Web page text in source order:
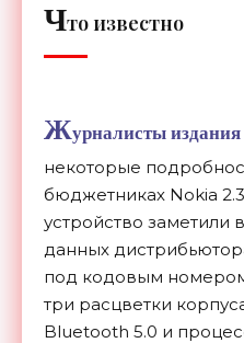
Что известно
Журналисты
некоторые
бюджетниках Nokia
устройство заметили
данных
под кодовым номером
три расцветки
Bluetooth 5.0 и